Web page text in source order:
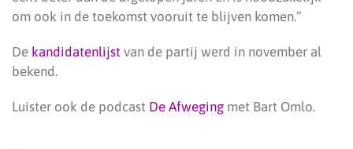
om ook in de toekomst vooruit te blijven komen.”
De kandidatenlijst van de partij werd in november al
bekend.
Luister ook de podcast De Afweging met Bart Omlo.